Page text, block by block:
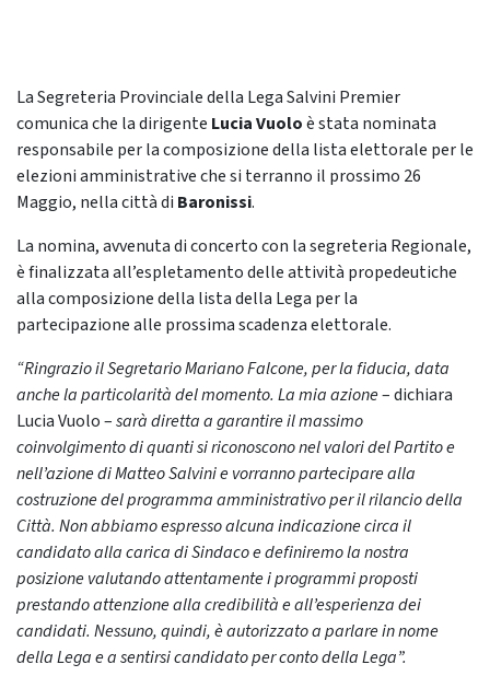
La Segreteria Provinciale della Lega Salvini Premier
comunica che la dirigente Lucia Vuoloè stata nominata
responsabile per la composizione della lista elettorale per le
elezioni amministrative che si terranno il prossimo 26
Maggio, nella città di Baronissi.
La nomina, avvenuta di concerto con la segreteria Regionale,
è finalizzata all’espletamento delle attività propedeutiche
alla composizione della lista della Lega per la
partecipazione alle prossima scadenza elettorale.
“Ringrazio il Segretario Mariano Falcone, per la fiducia, data
anche la particolarità del momento. La mia azione– dichiara
Lucia Vuolo –sarà diretta a garantire il massimo
coinvolgimento di quanti si riconoscono nel valori del Partito e
nell’azione di Matteo Salvini e vorranno partecipare alla
costruzione del programma amministrativo per il rilancio della
Città. Non abbiamo espresso alcuna indicazione circa il
candidato alla carica di Sindaco e definiremo la nostra
posizione valutando attentamente i programmi proposti
prestando attenzione alla credibilità e all’esperienza dei
candidati. Nessuno, quindi, è autorizzato a parlare in nome
della Lega e a sentirsi candidato per conto della Lega”.